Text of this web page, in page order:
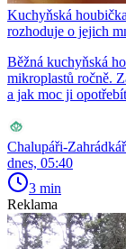
Kuchyňská
rozhoduje o jejich
Běžná kuchyňská
mikroplastů ročně.
a jak moc ji
Chalupáři-
dnes, 05:40
3 min
Reklama